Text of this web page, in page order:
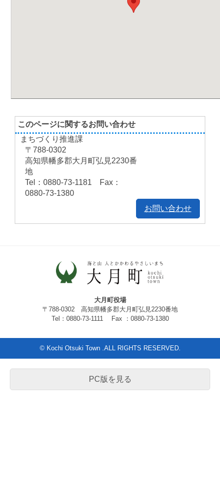
このページに関するお問い合わせ
まちづくり推進課
〒788-0302
高知県幡多郡大月町弘見2230番
地
Tel：0880-73-1181 Fax：
0880-73-1380
お問い合わせ
大月町役場
〒788-0302 高知県幡多郡大月町弘見2230番地
Tel：0880-73-1111 Fax ：0880-73-1380
© Kochi Otsuki Town .ALL RIGHTS RESERVED.
PC版を見る